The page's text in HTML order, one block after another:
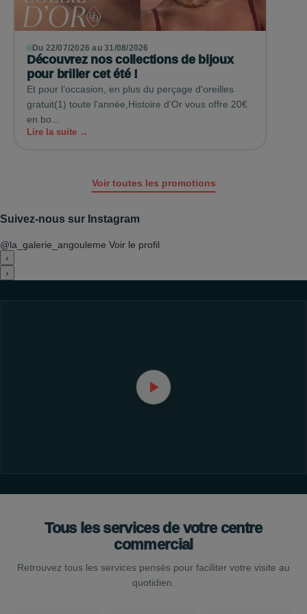
Du 22/07/2026 au 31/08/2026
Découvrez nos collections de bijoux
pour briller cet été !
Et pour l’occasion, en plus du perçage d'oreilles
gratuit(1) toute l'année,Histoire d’Or vous offre 20€
en bo...
Lire la suite →
Voir toutes les promotions
Suivez-nous sur Instagram
@la_galerie_angouleme Voir le profil
‹
›
Tous les services de votre centre
commercial
Retrouvez tous les services pensés pour faciliter votre visite au
quotidien.